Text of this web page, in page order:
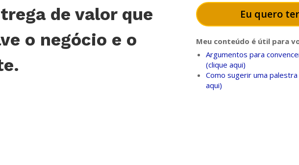
de valor que
o negócio e o
Eu quero
Meu conteúdo é útil para
Argumentos para
(clique aqui)
Como sugerir uma
aqui)